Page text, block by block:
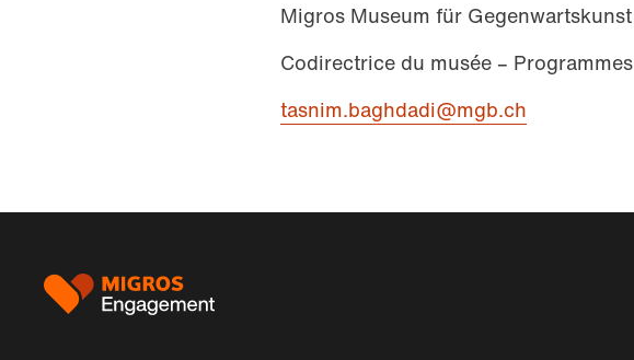
Migros Museum für Gegenwartskunst
Codirectrice du musée – Programmes
tasnim.baghdadi@mgb.ch